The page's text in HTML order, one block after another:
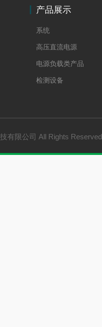
产品展示
系统
高压直流电源
电源负载类产品
检测设备
有限公司 All Rights